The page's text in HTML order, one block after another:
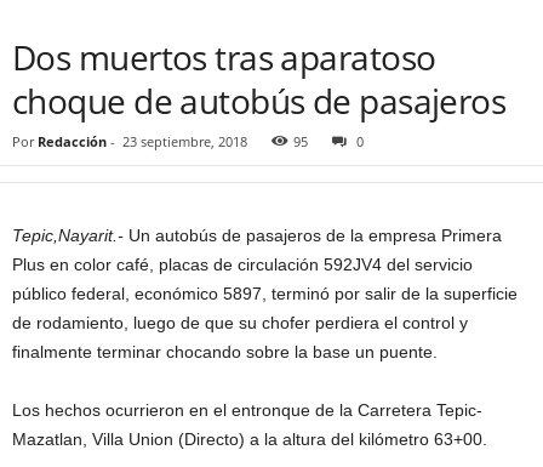
Dos muertos tras aparatoso
choque de autobús de pasajeros
Por Redacción - 23 septiembre, 2018 95 0
Tepic,Nayarit.- Un autobús de pasajeros de la empresa Primera
Plus en color café, placas de circulación 592JV4 del servicio
público federal, económico 5897, terminó por salir de la superficie
de rodamiento, luego de que su chofer perdiera el control y
finalmente terminar chocando sobre la base un puente.
Los hechos ocurrieron en el entronque de la Carretera Tepic-
Mazatlan, Villa Union (Directo) a la altura del kilómetro 63+00.